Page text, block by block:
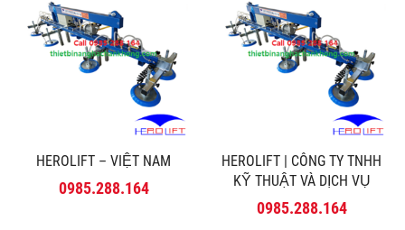
HEROLIFT – VIỆT NAM
0985.288.164
HEROLIFT | CÔNG TY TNHH
KỸ THUẬT VÀ DỊCH VỤ
MINH PHÚ
0985.288.164